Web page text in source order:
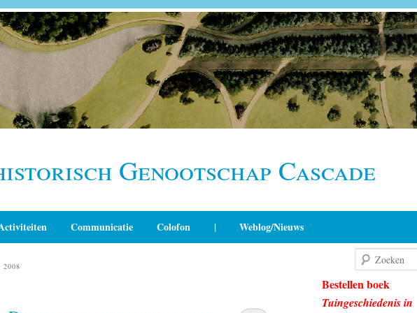
Genootschap Cascade
Communicatie Colofon | Weblog/Nieuws
2008
Bestellen boek
Tuingeschiedenis in